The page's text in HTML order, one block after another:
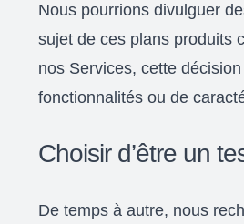
Nous pourrions divulguer
sujet de ces plans produits
nos Services, cette
fonctionnalités ou de
Choisir d’être un
De temps à autre, nous